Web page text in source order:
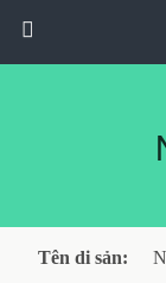
Tên di sản: